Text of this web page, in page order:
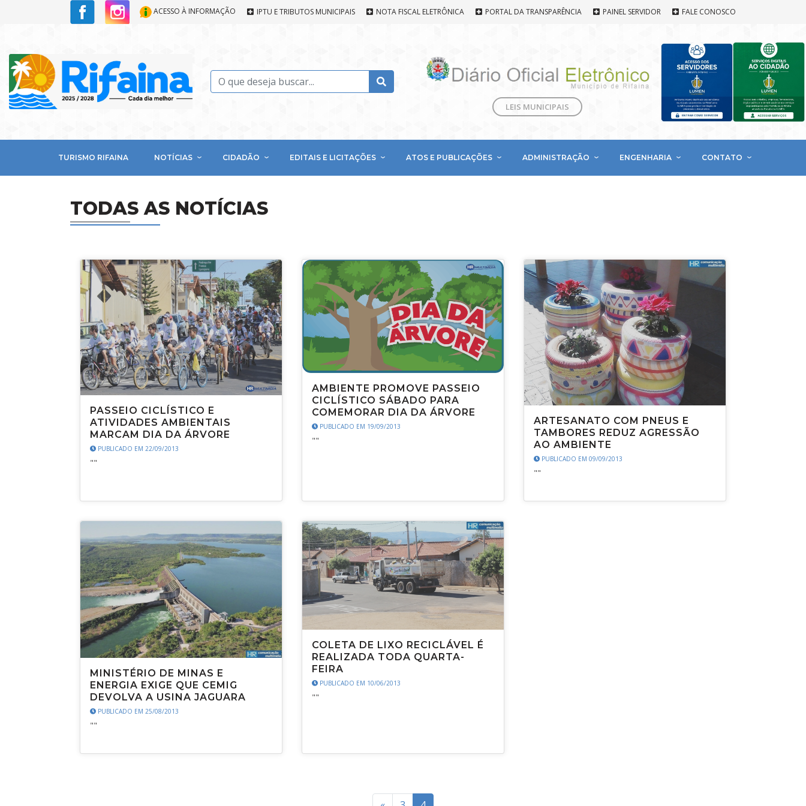
ACESSO À INFORMAÇÃO IPTU E TRIBUTOS MUNICIPAIS NOTA FISCAL ELETRÔNICA PORTAL DA TRANSPARÊNCIA PAINEL SERVIDOR FALE CONOSCO
LEIS MUNICIPAIS
TURISMO RIFAINA NOTÍCIAS CIDADÃO EDITAIS E LICITAÇÕES ATOS E PUBLICAÇÕES ADMINISTRAÇÃO ENGENHARIA CONTATO
TODAS AS NOTÍCIAS
PASSEIO CICLÍSTICO E
ATIVIDADES AMBIENTAIS
MARCAM DIA DA ÁRVORE
PUBLICADO EM 22/09/2013
""
AMBIENTE PROMOVE PASSEIO
CICLÍSTICO SÁBADO PARA
COMEMORAR DIA DA ÁRVORE
PUBLICADO EM 19/09/2013
""
ARTESANATO COM PNEUS E
TAMBORES REDUZ AGRESSÃO
AO AMBIENTE
PUBLICADO EM 09/09/2013
""
MINISTÉRIO DE MINAS E
ENERGIA EXIGE QUE CEMIG
DEVOLVA A USINA JAGUARA
PUBLICADO EM 25/08/2013
""
COLETA DE LIXO RECICLÁVEL É
REALIZADA TODA QUARTA-
FEIRA
PUBLICADO EM 10/06/2013
""